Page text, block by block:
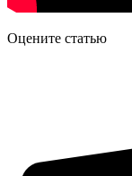
Оцените статью